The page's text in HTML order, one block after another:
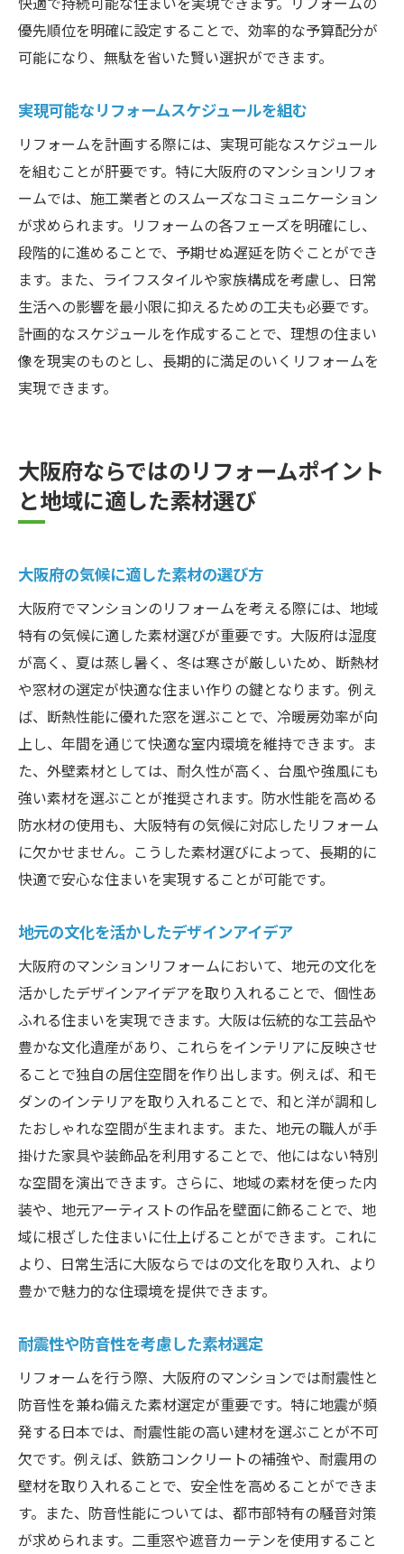
優先順位を明確に設定することで、効率的な予算配分が
可能になり、無駄を省いた賢い選択ができます。
実現可能なリフォームスケジュールを組む
リフォームを計画する際には、実現可能なスケジュール
を組むことが肝要です。特に大阪府のマンションリフォ
ームでは、施工業者とのスムーズなコミュニケーション
が求められます。リフォームの各フェーズを明確にし、
段階的に進めることで、予期せぬ遅延を防ぐことができ
ます。また、ライフスタイルや家族構成を考慮し、日常
生活への影響を最小限に抑えるための工夫も必要です。
計画的なスケジュールを作成することで、理想の住まい
像を現実のものとし、長期的に満足のいくリフォームを
実現できます。
大阪府ならではのリフォームポイント
と地域に適した素材選び
大阪府の気候に適した素材の選び方
大阪府でマンションのリフォームを考える際には、地域
特有の気候に適した素材選びが重要です。大阪府は湿度
が高く、夏は蒸し暑く、冬は寒さが厳しいため、断熱材
や窓材の選定が快適な住まい作りの鍵となります。例え
ば、断熱性能に優れた窓を選ぶことで、冷暖房効率が向
上し、年間を通じて快適な室内環境を維持できます。ま
た、外壁素材としては、耐久性が高く、台風や強風にも
強い素材を選ぶことが推奨されます。防水性能を高める
防水材の使用も、大阪特有の気候に対応したリフォーム
に欠かせません。こうした素材選びによって、長期的に
快適で安心な住まいを実現することが可能です。
地元の文化を活かしたデザインアイデア
大阪府のマンションリフォームにおいて、地元の文化を
活かしたデザインアイデアを取り入れることで、個性あ
ふれる住まいを実現できます。大阪は伝統的な工芸品や
豊かな文化遺産があり、これらをインテリアに反映させ
ることで独自の居住空間を作り出します。例えば、和モ
ダンのインテリアを取り入れることで、和と洋が調和し
たおしゃれな空間が生まれます。また、地元の職人が手
掛けた家具や装飾品を利用することで、他にはない特別
な空間を演出できます。さらに、地域の素材を使った内
装や、地元アーティストの作品を壁面に飾ることで、地
域に根ざした住まいに仕上げることができます。これに
より、日常生活に大阪ならではの文化を取り入れ、より
豊かで魅力的な住環境を提供できます。
耐震性や防音性を考慮した素材選定
リフォームを行う際、大阪府のマンションでは耐震性と
防音性を兼ね備えた素材選定が重要です。特に地震が頻
発する日本では、耐震性能の高い建材を選ぶことが不可
欠です。例えば、鉄筋コンクリートの補強や、耐震用の
壁材を取り入れることで、安全性を高めることができま
す。また、防音性能については、都市部特有の騒音対策
が求められます。二重窓や遮音カーテンを使用すること